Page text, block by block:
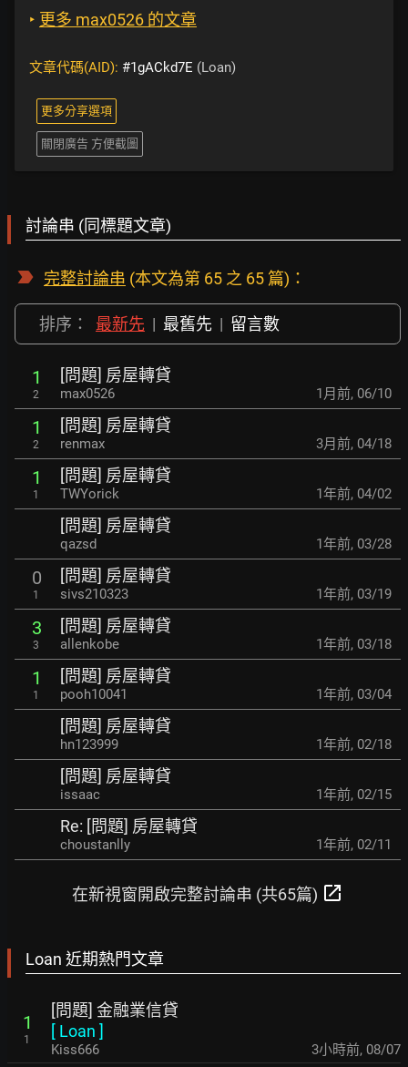
‣ 更多 max0526 的文章
文章代碼(AID): #1gACkd7E (Loan)
更多分享選項
關閉廣告 方便截圖
討論串 (同標題文章)
完整討論串 (本文為第 65 之 65 篇)：
排序： 最新先 | 最舊先 | 留言數
1
2
[問題] 房屋轉貸
max0526 1月前, 06/10
1
2
[問題] 房屋轉貸
renmax 3月前, 04/18
1
1
[問題] 房屋轉貸
TWYorick 1年前, 04/02
[問題] 房屋轉貸
qazsd 1年前, 03/28
0
1
[問題] 房屋轉貸
sivs210323 1年前, 03/19
3
3
[問題] 房屋轉貸
allenkobe 1年前, 03/18
1
1
[問題] 房屋轉貸
pooh10041 1年前, 03/04
[問題] 房屋轉貸
hn123999 1年前, 02/18
[問題] 房屋轉貸
issaac 1年前, 02/15
Re: [問題] 房屋轉貸
choustanlly 1年前, 02/11
在新視窗開啟完整討論串 (共65篇) open_in_new
Loan 近期熱門文章
1
1
[問題] 金融業信貸
[ Loan ]
Kiss666 3小時前, 08/07